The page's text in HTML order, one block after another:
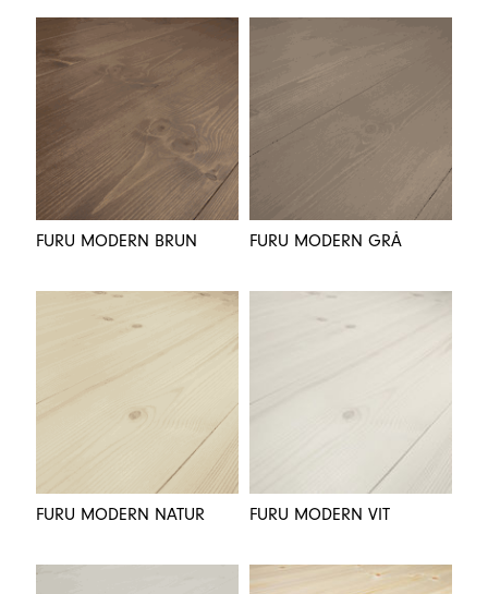
FURU MODERN BRUN FURU MODERN GRÅ
FURU MODERN NATUR FURU MODERN VIT